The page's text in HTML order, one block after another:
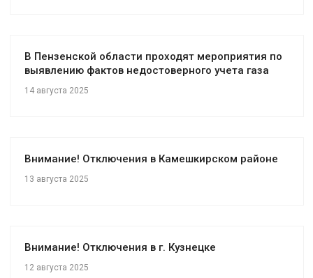
В Пензенской области проходят мероприятия по
выявлению фактов недостоверного учета газа
14 августа 2025
Внимание! Отключения в Камешкирском районе
13 августа 2025
Внимание! Отключения в г. Кузнецке
12 августа 2025